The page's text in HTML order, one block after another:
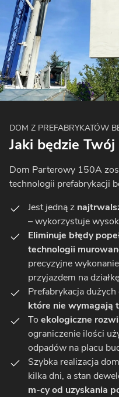
DOM Z PREFABRYKATÓW
Jaki będzie
Dom Parterowy 150A
technologii prefabrykacji
Jest jedną z
– wykorzystuje
Eliminuje błędy
technologii
precyzyjne
przyjazdem na
Prefabrykacja
które nie wymagają
To ekologiczne
ograniczenie ilości
odpadów na placu
Szybka realizacja
kilka dni, a stan
m-cy od uzyskania